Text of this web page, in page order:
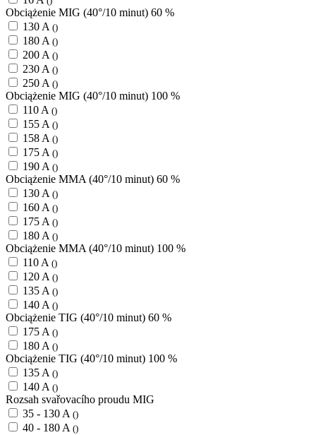
Obciążenie MIG (40°/10 minut) 60 %
130 A ()
180 A ()
200 A ()
230 A ()
250 A ()
Obciążenie MIG (40°/10 minut) 100 %
110 A ()
155 A ()
158 A ()
175 A ()
190 A ()
Obciążenie MMA (40°/10 minut) 60 %
130 A ()
160 A ()
175 A ()
180 A ()
Obciążenie MMA (40°/10 minut) 100 %
110 A ()
120 A ()
135 A ()
140 A ()
Obciążenie TIG (40°/10 minut) 60 %
175 A ()
180 A ()
Obciążenie TIG (40°/10 minut) 100 %
135 A ()
140 A ()
Rozsah svařovacího proudu MIG
35 - 130 A ()
40 - 180 A ()